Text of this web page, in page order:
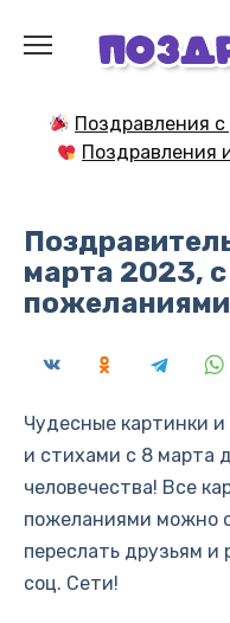
содержанию
Поздравления
Поздравления
марта 2023,
пожеланиями
Чудесные картинки
и стихами с 8 марта
человечества! Все
пожеланиями можно
переслать друзьям
соц. Сети!